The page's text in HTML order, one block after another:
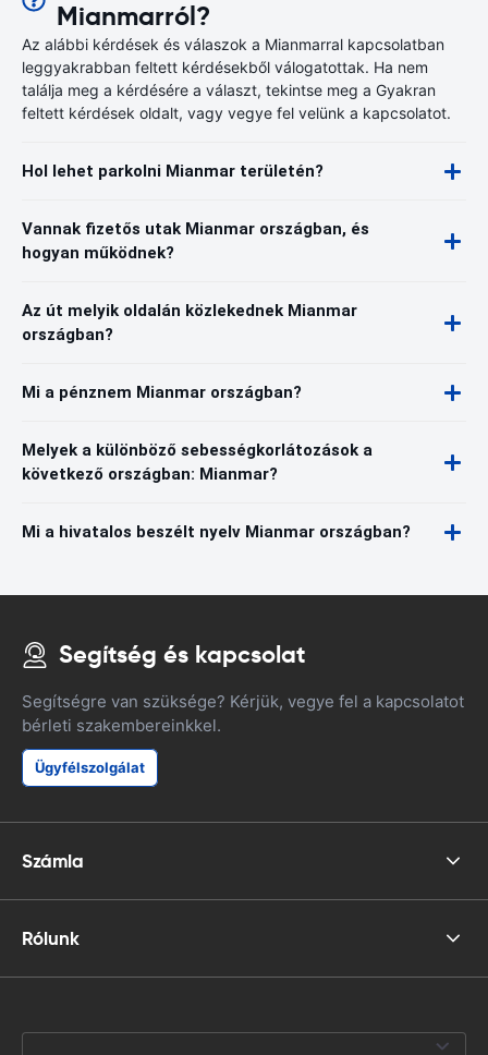
Mianmarról?
Az alábbi kérdések és válaszok a Mianmarral kapcsolatban
leggyakrabban feltett kérdésekből válogatottak. Ha nem
találja meg a kérdésére a választ, tekintse meg a Gyakran
feltett kérdések oldalt, vagy vegye fel velünk a kapcsolatot.
Hol lehet parkolni Mianmar területén?
Vannak fizetős utak Mianmar országban, és
hogyan működnek?
Az út melyik oldalán közlekednek Mianmar
országban?
Mi a pénznem Mianmar országban?
Melyek a különböző sebességkorlátozások a
következő országban: Mianmar?
Mi a hivatalos beszélt nyelv Mianmar országban?
Segítség és kapcsolat
Segítségre van szüksége? Kérjük, vegye fel a kapcsolatot
bérleti szakembereinkkel.
Ügyfélszolgálat
Számla
Rólunk